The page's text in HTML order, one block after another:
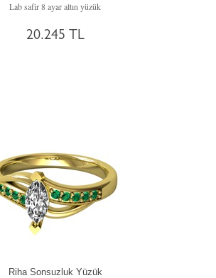
Lab safir 8 ayar altın yüzük
20.245 TL
Riha Sonsuzluk Yüzük